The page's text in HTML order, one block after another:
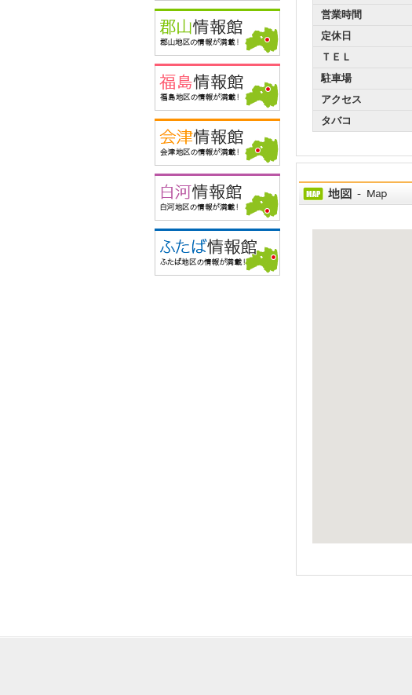
営業時間
定休日
ＴＥＬ
駐車場
アクセス
タバコ